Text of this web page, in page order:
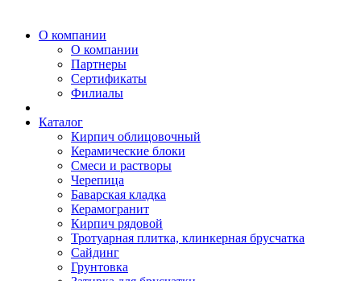
О компании
О компании
Партнеры
Сертификаты
Филиалы
Каталог
Кирпич облицовочный
Керамические блоки
Смеси и растворы
Черепица
Баварская кладка
Керамогранит
Кирпич рядовой
Тротуарная плитка, клинкерная брусчатка
Сайдинг
Грунтовка